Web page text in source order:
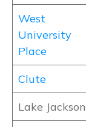
West
University
Place
Clute
Lake Jackson